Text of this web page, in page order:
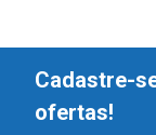
Cadastre-
ofertas!